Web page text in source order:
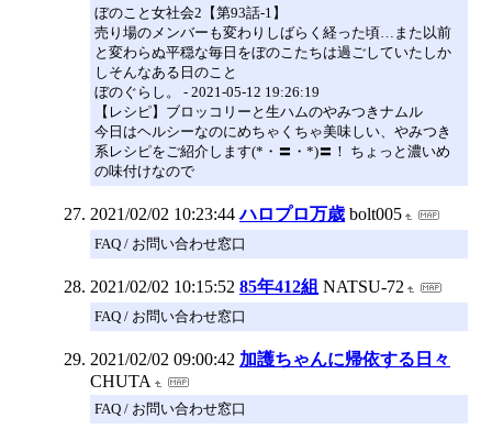
ぼのこと女社会2【第93話-1】
売り場のメンバーも変わりしばらく経った頃…また以前
と変わらぬ平穏な毎日をぼのこたちは過ごしていたしか
しそんなある日のこと
ぼのぐらし。 - 2021-05-12 19:26:19
【レシピ】ブロッコリーと生ハムのやみつきナムル
今日はヘルシーなのにめちゃくちゃ美味しい、やみつき
系レシピをご紹介します(*・〓・*)〓！ ちょっと濃いめ
の味付けなので
2021/02/02 10:23:44 ハロプロ万歳 bolt005
FAQ / お問い合わせ窓口
2021/02/02 10:15:52 85年412組 NATSU-72
FAQ / お問い合わせ窓口
2021/02/02 09:00:42 加護ちゃんに帰依する日々
CHUTA
FAQ / お問い合わせ窓口